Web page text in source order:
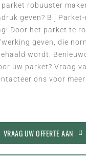
robuuster
geven? Bij
Door het parket te
geven, die
wordt.
uw parket? Vraag
ons voor
VRAAG UW OFFERTE AAN